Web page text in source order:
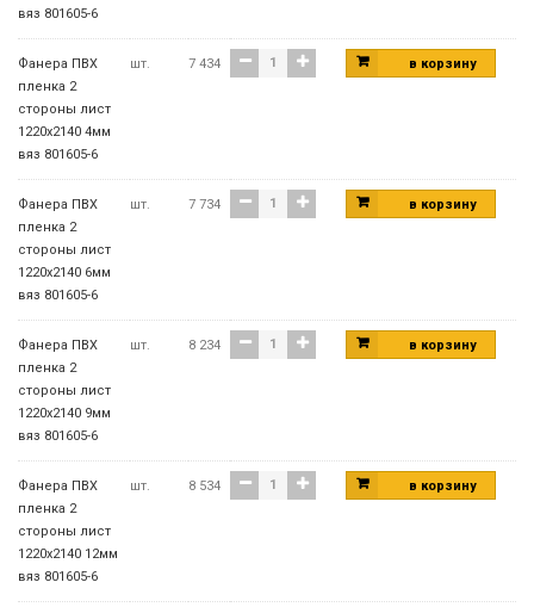
вяз 801605-6
Фанера ПВХ
пленка 2
стороны лист
1220х2140 4мм
вяз 801605-6
шт. 7 434 в корзину
Фанера ПВХ
пленка 2
стороны лист
1220х2140 6мм
вяз 801605-6
шт. 7 734 в корзину
Фанера ПВХ
пленка 2
стороны лист
1220х2140 9мм
вяз 801605-6
шт. 8 234 в корзину
Фанера ПВХ
пленка 2
стороны лист
1220х2140 12мм
вяз 801605-6
шт. 8 534 в корзину